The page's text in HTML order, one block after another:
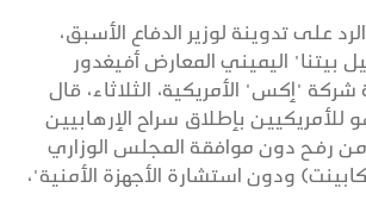
على تدوينة لوزير الدفاع الأسبق،
بيتنا" اليميني المعارض أفيغدور
شركة "إكس" الأمريكية، الثلاثاء، قال
للأمريكيين بإطلاق سراح الإرهابيين
رفح دون موافقة المجلس الوزاري
ودون استشارة الأجهزة الأمنية"،